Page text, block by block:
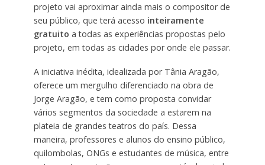
projeto vai aproximar ainda mais o compositor de
seu público, que terá acesso inteiramente
gratuito a todas as experiências propostas pelo
projeto, em todas as cidades por onde ele passar.
A iniciativa inédita, idealizada por Tânia Aragão,
oferece um mergulho diferenciado na obra de
Jorge Aragão, e tem como proposta convidar
vários segmentos da sociedade a estarem na
plateia de grandes teatros do país. Dessa
maneira, professores e alunos do ensino público,
quilombolas, ONGs e estudantes de música, entre